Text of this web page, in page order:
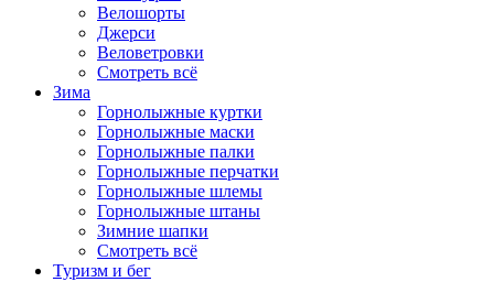
Велошорты
Джерси
Веловетровки
Смотреть всё
Зима
Горнолыжные куртки
Горнолыжные маски
Горнолыжные палки
Горнолыжные перчатки
Горнолыжные шлемы
Горнолыжные штаны
Зимние шапки
Смотреть всё
Туризм и бег